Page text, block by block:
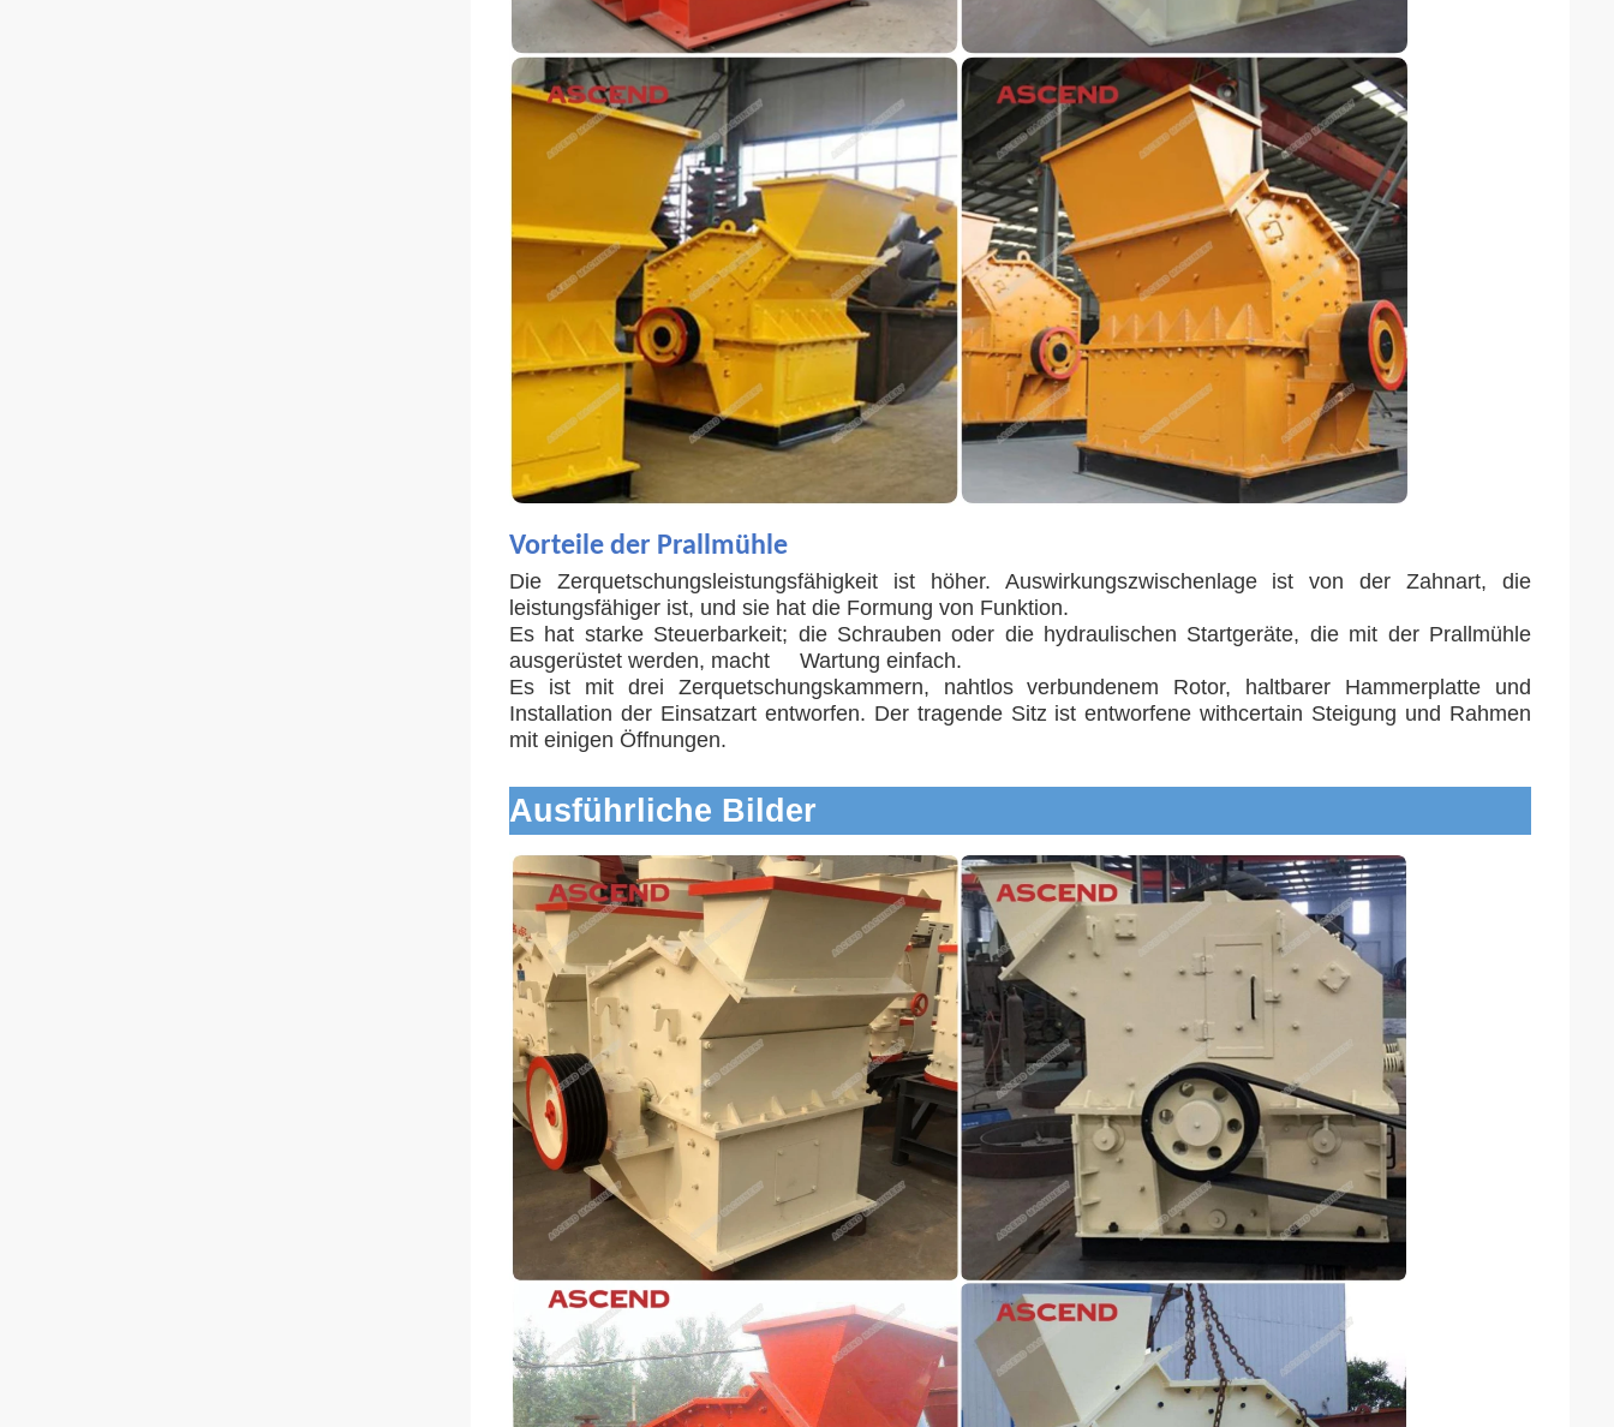
Vorteile der Prallmühle
Die Zerquetschungsleistungsfähigkeit ist höher. Auswirkungszwischenlage ist von der Zahnart, die
leistungsfähiger ist, und sie hat die Formung von Funktion.
Es hat starke Steuerbarkeit; die Schrauben oder die hydraulischen Startgeräte, die mit der Prallmühle
ausgerüstet werden, macht Wartung einfach.
Es ist mit drei Zerquetschungskammern, nahtlos verbundenem Rotor, haltbarer Hammerplatte und
Installation der Einsatzartentworfen. Der tragende Sitz ist entworfene withcertain Steigung und Rahmen
mit einigen Öffnungen.
Ausführliche Bilder